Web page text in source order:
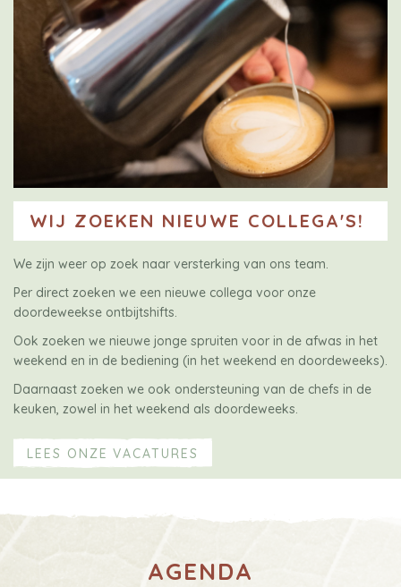
WIJ ZOEKEN NIEUWE COLLEGA'S!
We zijn weer op zoek naar versterking van ons team.
Per direct zoeken we een nieuwe collega voor onze
doordeweekse ontbijtshifts.
Ook zoeken we nieuwe jonge spruiten voor in de afwas in het
weekend en in de bediening (in het weekend en doordeweeks).
Daarnaast zoeken we ook ondersteuning van de chefs in de
keuken, zowel in het weekend als doordeweeks.
LEES ONZE VACATURES
AGENDA